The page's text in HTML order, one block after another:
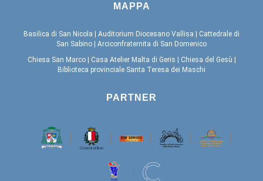
MAPPA
Basilica di San Nicola Auditorium Diocesano Vallisa
Cattedrale di
San Sabino
Arciconfraternita di San Domenico
Chiesa San Marco| Casa Atelier Malta di Geris Chiesa del Gesù
Biblioteca provinciale Santa Teresa dei Maschi
PARTNER